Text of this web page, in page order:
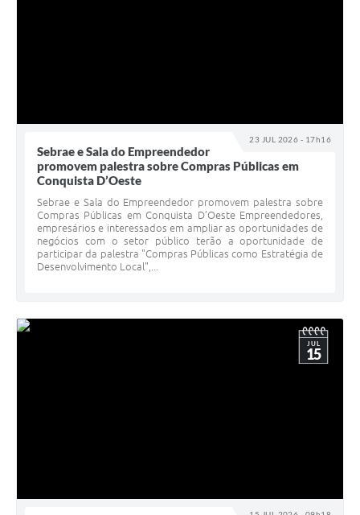
23 JUL 2026 - 17h16
Sebrae e Sala do Empreendedor
promovem palestra sobre Compras Públicas em
Conquista D’Oeste
Sebrae e Sala do Empreendedor promovem palestra sobre
Compras Públicas em Conquista D’Oeste Empreendedores,
empresários e interessados em ampliar as oportunidades de
negócios com o setor público terão a oportunidade de
participar da palestra "Compras Públicas como Estratégia de
Desenvolvimento Local",...
JUL
15